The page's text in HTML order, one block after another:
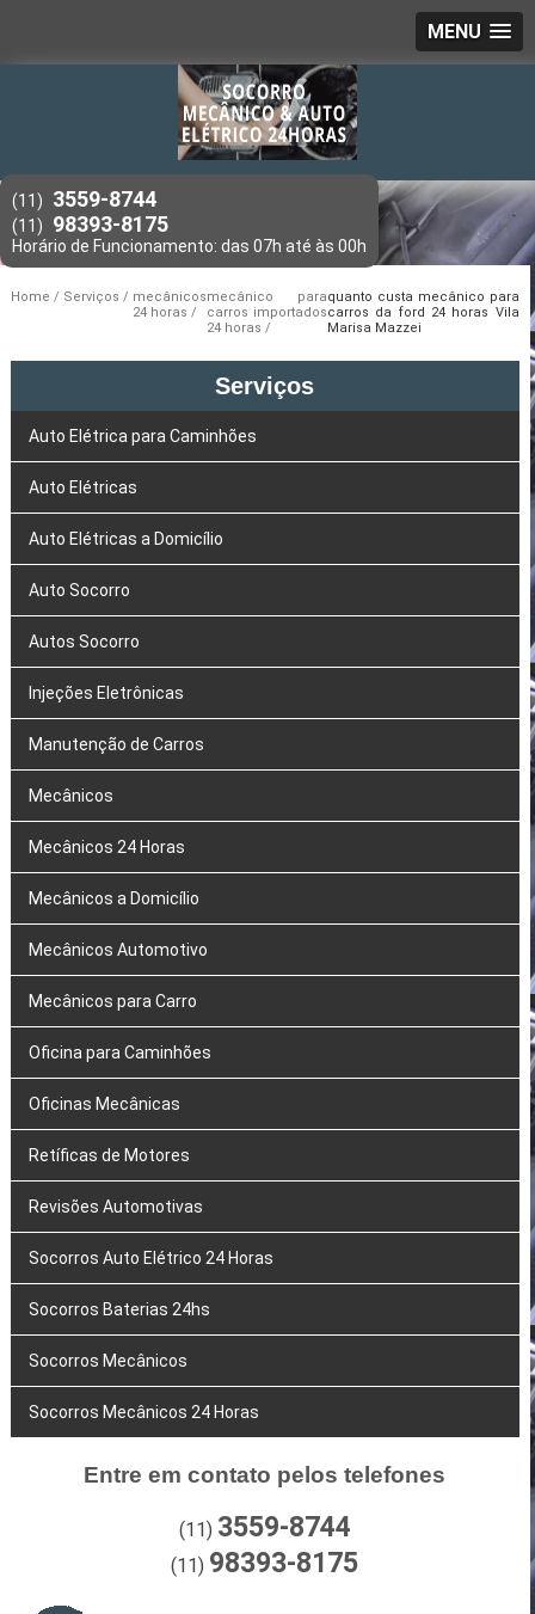
MENU
(11) 3559-8744
(11) 98393-8175
Home Serviços
mecânicos
24 horas
mecânico para
carros importados
24 horas
quanto custa mecânico para
carros da ford 24 horas Vila
Marisa Mazzei
Serviços
Auto Elétrica para Caminhões
Auto Elétricas
Auto Elétricas a Domicílio
Auto Socorro
Autos Socorro
Injeções Eletrônicas
Manutenção de Carros
Mecânicos
Mecânicos 24 Horas
Mecânicos a Domicílio
Mecânicos Automotivo
Mecânicos para Carro
Oficina para Caminhões
Oficinas Mecânicas
Retíficas de Motores
Revisões Automotivas
Socorros Auto Elétrico 24 Horas
Socorros Baterias 24hs
Socorros Mecânicos
Socorros Mecânicos 24 Horas
Entre em contato pelos telefones
(11) 3559-8744
(11) 98393-8175